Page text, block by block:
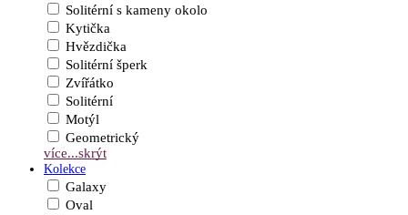
Solitérní s kameny okolo
Kytička
Hvězdička
Solitérní šperk
Zvířátko
Solitérní
Motýl
Geometrický
více...skrýt
Kolekce
Galaxy
Oval